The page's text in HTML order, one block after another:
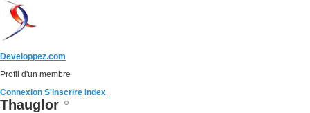
Developpez.com
Profil d'un membre
Connexion S'inscrire Index
Thauglor